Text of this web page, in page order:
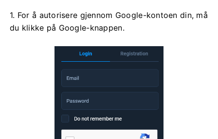
1. For å autorisere gjennom Google-kontoen din, må
du klikke på Google-knappen.